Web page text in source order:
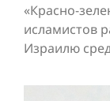
«Красно-
исламистов
Израилю